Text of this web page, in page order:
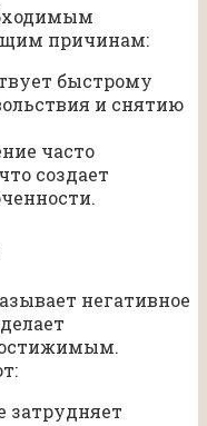
причинам:
быстрому
и снятию
часто
создает
негативное
затрудняет